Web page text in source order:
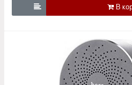
